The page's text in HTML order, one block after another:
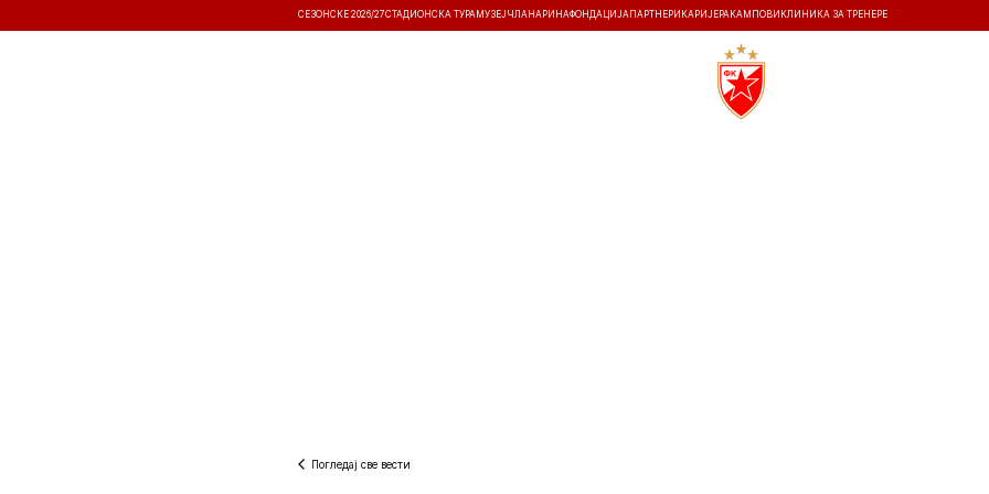
СЕЗОНСКЕ 2026/27СТАДИОНСКА ТУРА МУЗЕЈ ЧЛАНАРИНАФОНДАЦИЈА ПАРТНЕРИ КАРИЈЕРА КАМПОВИ КЛИНИКА ЗА ТРЕНЕРЕ
Погледај све вести